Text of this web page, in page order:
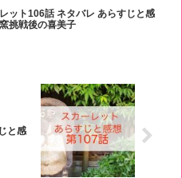
ット106話 ネタバレ あらすじと感
挑戦後の喜美子
と感